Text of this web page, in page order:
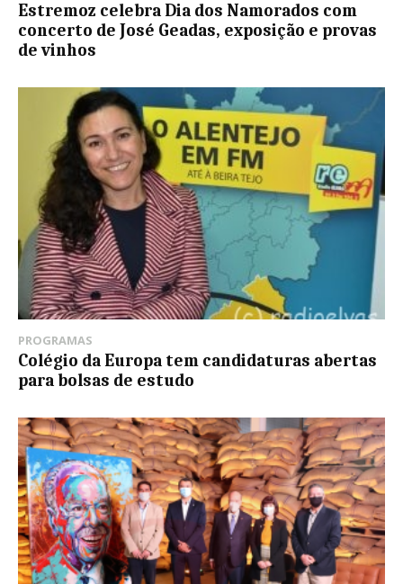
Estremoz celebra Dia dos Namorados com
concerto de José Geadas, exposição e provas
de vinhos
PROGRAMAS
Colégio da Europa tem candidaturas abertas
para bolsas de estudo